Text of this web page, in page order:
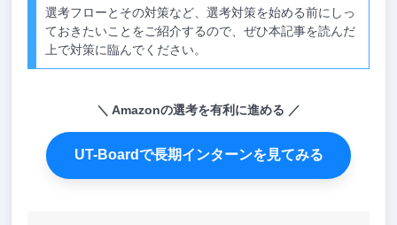
選考フローとその対策など、選考対策を始める前にしっ
ておきたいことをご紹介するので、ぜひ本記事を読んだ
上で対策に臨んでください。
Amazonの選考を有利に進める
UT-Boardで長期インターンを見てみる